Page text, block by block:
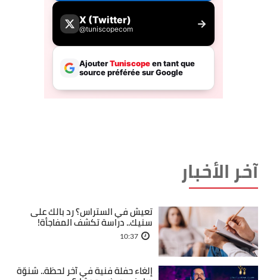
آخر الأخبار
تعيش في الستراس؟ رد بالك على
سنيك.. دراسة تكشف المفاجأة!
10:37
إلغاء حفلة فنية في آخر لحظة.. شنوّة